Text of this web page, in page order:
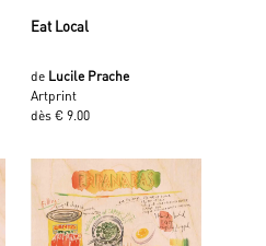
Eat Local
de Lucile Prache
Artprint
dès € 9.00